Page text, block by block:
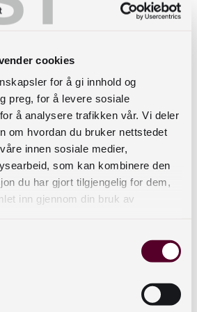
cookies
for å gi innhold og
preg, for å levere sosiale
å analysere trafikken vår. Vi deler
om hvordan du bruker nettstedet
innen sosiale medier,
som kan kombinere den
du har gjort tilgjengelig for dem,
inn gjennom din bruk av
sammen, eller er det noen
særlig beslutningsrett?
opp mot punkt 2 (DO) og
mangler i agendaen, rollene,
at dere skal klare å oppnå de
og intensjonen med
kuttes og erstattes med noe
øvelsen til du ser en klar
punktene.
deltakerne stille spørsmål og
til endringer. På denne
dere håper å oppnå og hva